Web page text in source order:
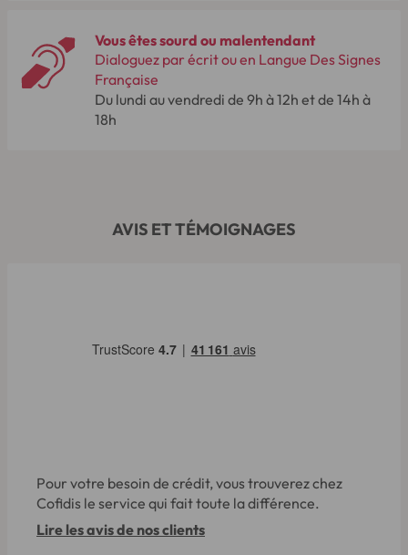
Vous êtes sourd ou malentendant
Dialoguez par écrit ou en Langue Des Signes
Française
Du lundi au vendredi de 9h à 12h et de 14h à
18h
AVIS ET TÉMOIGNAGES
Pour votre besoin de crédit, vous trouverez chez
Cofidis le service qui fait toute la différence.
Lire les avis de nos clients